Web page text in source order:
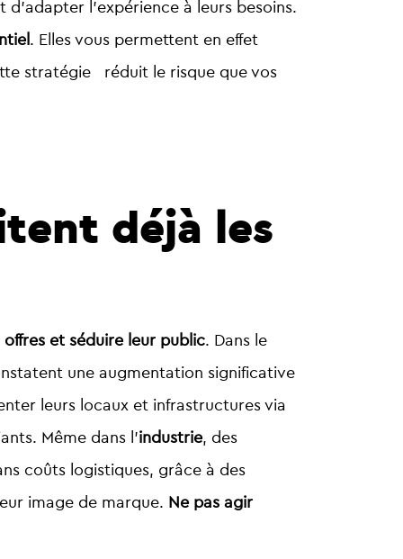
l’expérience à leurs besoins.
. Elles vous permettent en effet
stratégie réduit le risque que vos
déjà les
et séduire leur public. Dans le
une augmentation significative
leurs locaux et infrastructures via
Même dans l’industrie, des
coûts logistiques, grâce à des
image de marque. Ne pas agir